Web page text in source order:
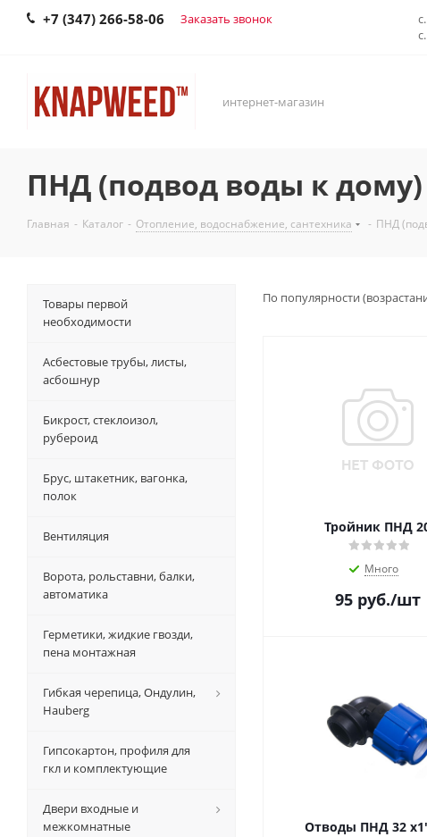
+7 (347) 266-58-06 Заказать звонок
интернет-магазин
ПНД (подвод воды к дому)
Главная - Каталог - Отопление, водоснабжение, сантехника - ПНД
По популярности
Тройник
Много
95руб./шт
Отводы ПНД 32
Товары первой
необходимости
Асбестовые трубы, листы,
асбошнур
Бикрост, стеклоизол,
рубероид
Брус, штакетник, вагонка,
полок
Вентиляция
Ворота, рольставни, балки,
автоматика
Герметики, жидкие гвозди,
пена монтажная
Гибкая черепица, Ондулин,
Hauberg
Гипсокартон, профиля для
гкл и комплектующие
Двери входные и
межкомнатные